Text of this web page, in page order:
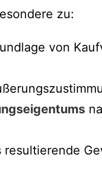
zu:
von
resultierende